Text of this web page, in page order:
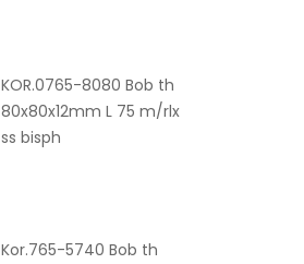
KOR.0765-8080 Bob th
80x80x12mm L 75 m/rlx
ss bisph
Kor.765-5740 Bob th